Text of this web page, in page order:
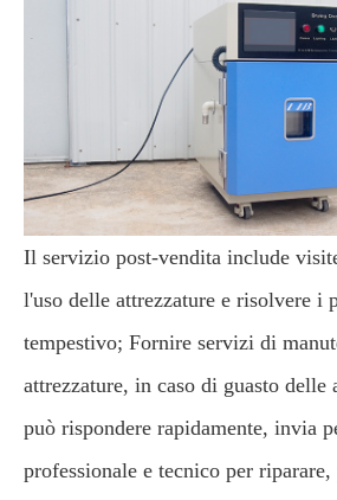
Il servizio post-vendita include
l'uso delle attrezzature e risolvere i
tempestivo; Fornire servizi di
attrezzature, in caso di guasto delle
può rispondere rapidamente, invia
professionale e tecnico per